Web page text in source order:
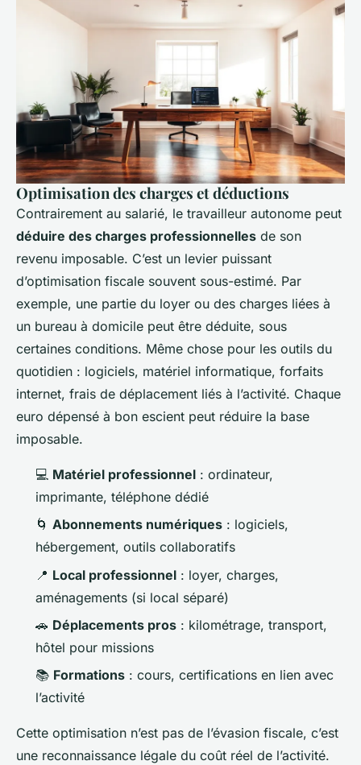
Optimisation des charges et déductions
Contrairement au salarié, le travailleur autonome peut
déduire des charges professionnelles de son
revenu imposable. C’est un levier puissant
d’optimisation fiscale souvent sous-estimé. Par
exemple, une partie du loyer ou des charges liées à
un bureau à domicile peut être déduite, sous
certaines conditions. Même chose pour les outils du
quotidien : logiciels, matériel informatique, forfaits
internet, frais de déplacement liés à l’activité. Chaque
euro dépensé à bon escient peut réduire la base
imposable.
💻 Matériel professionnel : ordinateur,
imprimante, téléphone dédié
🌀 Abonnements numériques : logiciels,
hébergement, outils collaboratifs
📍 Local professionnel : loyer, charges,
aménagements (si local séparé)
🚗 Déplacements pros : kilométrage, transport,
hôtel pour missions
📚 Formations : cours, certifications en lien avec
l’activité
Cette optimisation n’est pas de l’évasion fiscale, c’est
une reconnaissance légale du coût réel de l’activité.